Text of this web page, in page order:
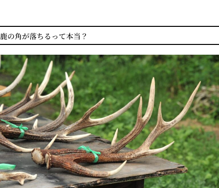
鹿の角が落ちるって本当？